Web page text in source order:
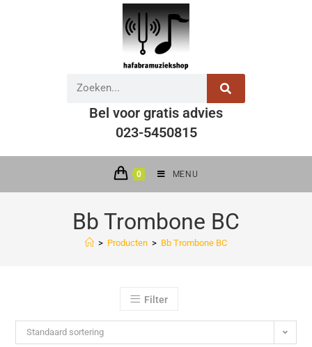
Bel voor gratis advies
023-5450815
0 MENU
Bb Trombone BC
> Producten > Bb Trombone BC
Filter
Standaard sortering